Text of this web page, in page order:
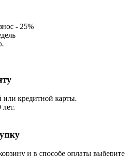
- 25%
или кредитной карты.
лет.
и в способе оплаты выберите